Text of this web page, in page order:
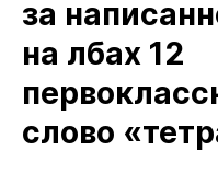
за
на лбах 12
слово